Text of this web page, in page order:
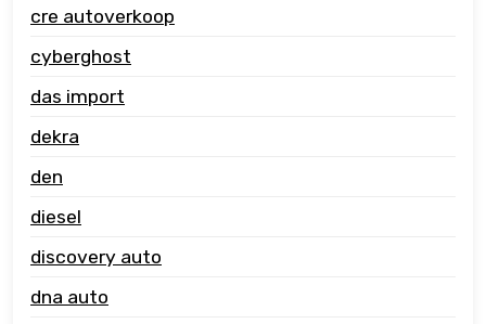
cre autoverkoop
cyberghost
das import
dekra
den
diesel
discovery auto
dna auto